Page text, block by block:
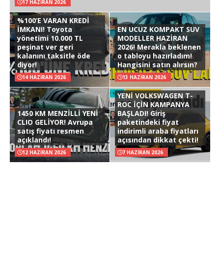
17 HAZIRAN 2026
%100’E VARAN KREDİ
İMKANI! Toyota
yönetimi 10.000 TL
peşinat ver geri
kalanını taksitle öde
diyor!
14 HAZIRAN 2026
EN UCUZ KOMPAKT SUV
MODELLER HAZİRAN
2026! Merakla beklenen
o tabloyu hazırladım!
Hangisini satın alırsın?
13 HAZIRAN 2026
1450 KM MENZİLLİ YENİ
CLIO GELİYOR! Avrupa
satış fiyatı resmen
açıklandı!
12 HAZIRAN 2026
YENİ VOLKSWAGEN T-
ROC İÇİN KAMPANYA
BAŞLADI! Giriş
paketindeki fiyat
indirimli araba fiyatları
açısından dikkat çekti!
7 HAZIRAN 2026